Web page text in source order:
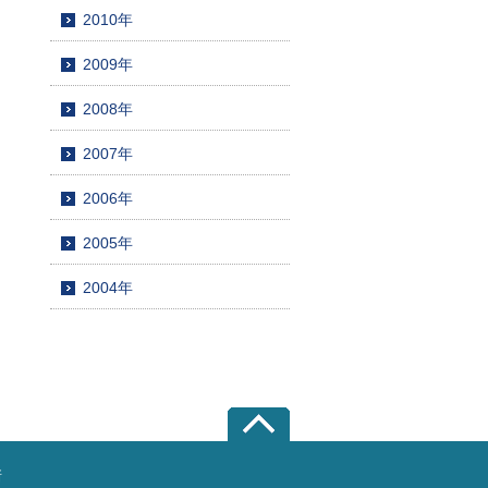
2010年
2009年
2008年
2007年
2006年
2005年
2004年